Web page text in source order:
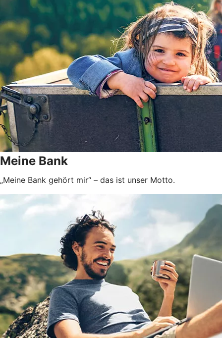
Meine Bank
„Meine Bank gehört mir“ – das ist unser Motto.